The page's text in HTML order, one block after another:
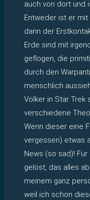
auch von dort und
Entweder ist er mit
dann der
Erde sind mit
geflogen, die
durch den
menschlich
Völker in Star Trek
verschiedene
Wenn dieser eine
vergessen) etwas
News (so sad)!
gelöst, das alles
meinem ganz
weil ich schon